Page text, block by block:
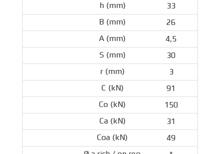
33
26
4,5
30
3
91
150
31
49